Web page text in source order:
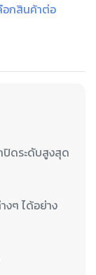
อกสินค้าต่อ
งๆ ได้อย่าง